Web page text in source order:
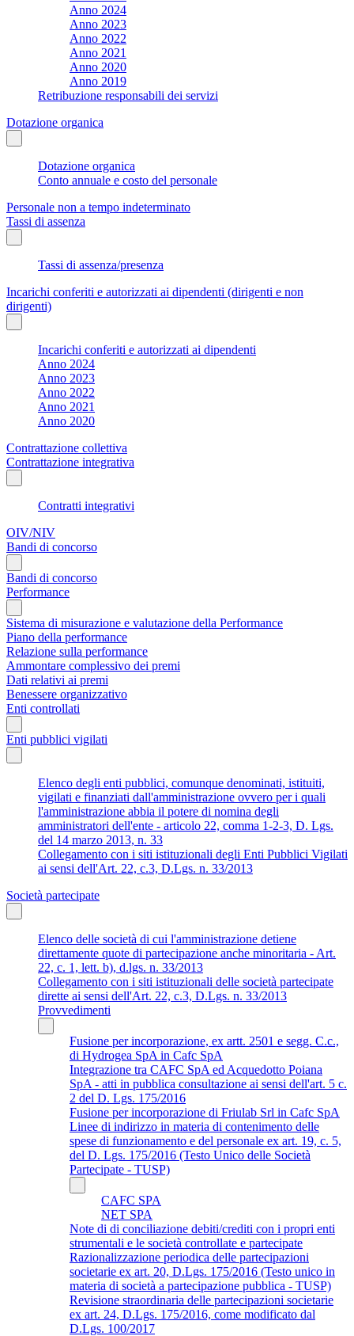
Anno 2024
Anno 2023
Anno 2022
Anno 2021
Anno 2020
Anno 2019
Retribuzione responsabili dei servizi
Dotazione organica
Dotazione organica
Conto annuale e costo del personale
Personale non a tempo indeterminato
Tassi di assenza
Tassi di assenza/presenza
Incarichi conferiti e autorizzati ai dipendenti (dirigenti e non
dirigenti)
Incarichi conferiti e autorizzati ai dipendenti
Anno 2024
Anno 2023
Anno 2022
Anno 2021
Anno 2020
Contrattazione collettiva
Contrattazione integrativa
Contratti integrativi
OIV/NIV
Bandi di concorso
Bandi di concorso
Performance
Sistema di misurazione e valutazione della Performance
Piano della performance
Relazione sulla performance
Ammontare complessivo dei premi
Dati relativi ai premi
Benessere organizzativo
Enti controllati
Enti pubblici vigilati
Elenco degli enti pubblici, comunque denominati, istituiti,
vigilati e finanziati dall'amministrazione ovvero per i quali
l'amministrazione abbia il potere di nomina degli
amministratori dell'ente - articolo 22, comma 1-2-3, D. Lgs.
del 14 marzo 2013, n. 33
Collegamento con i siti istituzionali degli Enti Pubblici Vigilati
ai sensi dell'Art. 22, c.3, D.Lgs. n. 33/2013
Società partecipate
Elenco delle società di cui l'amministrazione detiene
direttamente quote di partecipazione anche minoritaria - Art.
22, c. 1, lett. b), d.lgs. n. 33/2013
Collegamento con i siti istituzionali delle società partecipate
dirette ai sensi dell'Art. 22, c.3, D.Lgs. n. 33/2013
Provvedimenti
Fusione per incorporazione, ex artt. 2501 e segg. C.c.,
di Hydrogea SpA in Cafc SpA
Integrazione tra CAFC SpA ed Acquedotto Poiana
SpA - atti in pubblica consultazione ai sensi dell'art. 5 c.
2 del D. Lgs. 175/2016
Fusione per incorporazione di Friulab Srl in Cafc SpA
Linee di indirizzo in materia di contenimento delle
spese di funzionamento e del personale ex art. 19, c. 5,
del D. Lgs. 175/2016 (Testo Unico delle Società
Partecipate - TUSP)
CAFC SPA
NET SPA
Note di di conciliazione debiti/crediti con i propri enti
strumentali e le società controllate e partecipate
Razionalizzazione periodica delle partecipazioni
societarie ex art. 20, D.Lgs. 175/2016 (Testo unico in
materia di società a partecipazione pubblica - TUSP)
Revisione straordinaria delle partecipazioni societarie
ex art. 24, D.Lgs. 175/2016, come modificato dal
D.Lgs. 100/2017